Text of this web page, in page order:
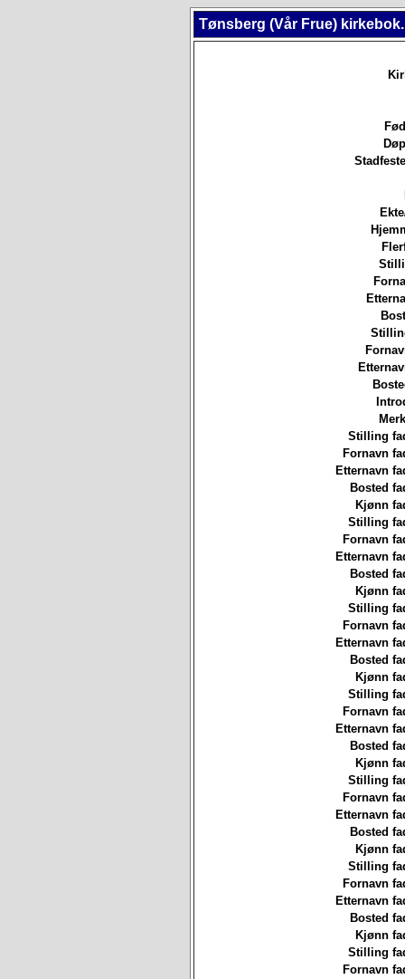
Tønsberg (Vår Frue)
Stilling
Fornavn
Etternavn
Bosted
Kjønn
Stilling
Fornavn
Etternavn
Bosted
Kjønn
Stilling
Fornavn
Etternavn
Bosted
Kjønn
Stilling
Fornavn
Etternavn
Bosted
Kjønn
Stilling
Fornavn
Etternavn
Bosted
Kjønn
Stilling
Fornavn
Etternavn
Bosted
Kjønn
Stilling
Fornavn